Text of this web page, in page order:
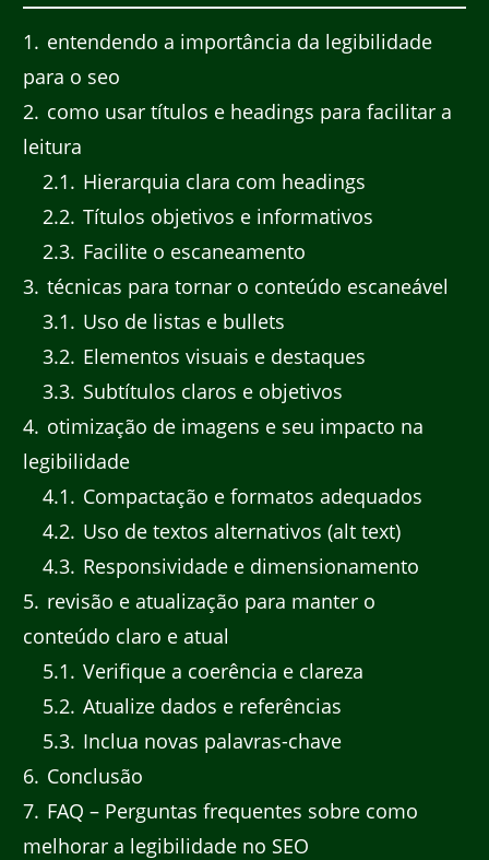
1
entendendo a importância da legibilidade
para o seo
2 como usar títulos e headings para facilitar a
leitura
2.1
Hierarquia clara com headings
2.2 Títulos objetivos e informativos
2.3 Facilite o escaneamento
3 técnicas para tornar o conteúdo escaneável
3.1
Uso de listas e bullets
3.2 Elementos visuais e destaques
3.3 Subtítulos claros e objetivos
4 otimização de imagens e seu impacto na
legibilidade
4.1
Compactação e formatos adequados
4.2 Uso de textos alternativos (alt text)
4.3 Responsividade e dimensionamento
5 revisão e atualização para manter o
conteúdo claro e atual
5.1
Verifique a coerência e clareza
5.2 Atualize dados e referências
5.3 Inclua novas palavras-chave
6 Conclusão
7 FAQ – Perguntas frequentes sobre como
melhorar a legibilidade no SEO